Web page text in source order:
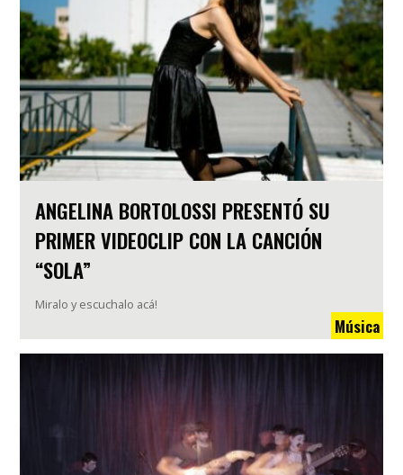
ANGELINA BORTOLOSSI PRESENTÓ SU
PRIMER VIDEOCLIP CON LA CANCIÓN
“SOLA”
Miralo y escuchalo acá!
Música